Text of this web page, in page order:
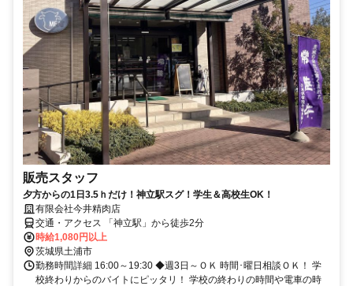
販売スタッフ
夕方からの1日3.5ｈだけ！神立駅スグ！学生＆高校生OK！
有限会社今井精肉店
交通・アクセス 「神立駅」から徒歩2分
時給1,080円以上
茨城県土浦市
勤務時間詳細 16:00～19:30 ◆週3日～ＯＫ 時間･曜日相談ＯＫ！ 学
校終わりからのバイトにピッタリ！ 学校の終わりの時間や電車の時